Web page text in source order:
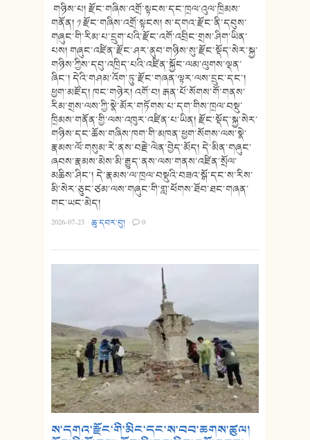
གཉིས་པ། རྫོང་གཞིས་འགྲོ་སྟངས་དང་ཁྲལ་འུལ་ཁྲིམས་
གནོན། ༡ རྫོང་གཞིས་འགྲོ་སྟངས། ས་དགའ་རྫོང་ནི་དབུས་
གཞུང་གི་རིམ་པ་དྲུག་པའི་རྫོང་འགོ་འབྲིང་གྲས་ཤིག་ཡིན་
པས། གཞུང་འཛིན་རྫོང་ཤར་ནུབ་གཉིས་སུ་རྫོང་སྡོད་སེར་སྐྱ་
གཉིས་ཀྱིས་དབུ་འཁྲིད་པའི་འཛིན་སྐྱོང་ལམ་ལུགས་ལྡན་
ཞིང་། དེའི་གཤམ་འོག་ཏུ་རྫོང་གཞན་ལྟར་ལས་དྲུང་དང་།
ཕྱག་མཛོད། ཁང་གཉེར། འགོ་བ། རྒན་པོ་སོགས་གོ་གནས་
རིམ་གྲས་ལས་ཀྱི་སྣེ་མོར་གཏོགས་པ་དག་གིས་ཁྲལ་བསྡུ་
ཁྲིམས་གནོན་གྱི་ལས་འཁུར་འཛིན་པ་ཡིན། རྫོང་སྡོད་སྐྱ་སེར་
གཉིས་དང་ཆོས་གཞིས་ཁག་གི་མཁན་ཕྱག་སོགས་ལས་སྣེ་
རྣམས་ལོ་གསུམ་རེ་ནས་བརྗེ་ལེན་བྱེད་མོད། དེ་མིན་གཞུང་
ཞབས་རྣམས་མེས་མི་རྒྱུད་ནས་ལས་གནས་འཛིན་སྲོལ་
མཆིས་ཤིང་། དེ་རྣམས་ལ་ཁྲལ་བསྡུའི་བཟའ་སྒོ་དང་ས་རིས་
མི་སེར་ཅུང་ཙམ་ལས་གཞུང་གི་གླ་ཕོགས་ཐོབ་ཐང་གཞན་
གང་ཡང་མེད།
2026-07-23 ·ཆུ་དབར་བུ། · 0
ས་དགའ་རྫོང་གི་མིང་དང་ས་བབ་ཆགས་ཚུལ།